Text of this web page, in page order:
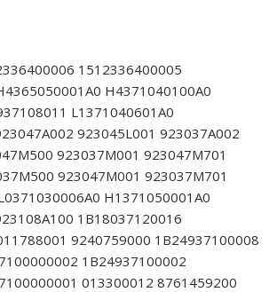
1512336400005
H4371040100A0
L1371040601A0
923045L001 923037A002
923037M001 923047M701
923047M001 923037M701
H1371050001A0
1B18037120016
9240759000 1B24937100008
1B24937100002
013300012 8761459200